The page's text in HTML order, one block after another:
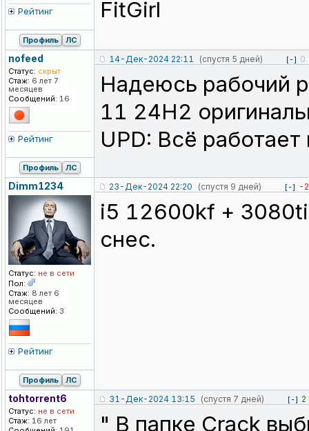
Рейтинг
FitGirl
Профиль ЛС
nofeed
Статус: скрыт
Стаж: 6 лет 7
месяцев
Сообщений: 16
Рейтинг
14-Дек-2024 22:11 (спустя 5 дней) [-] 0
Надеюсь рабочий
11 24H2
UPD: Всё
Профиль ЛС
Dimm1234
Статус: не в сети
Пол:
Стаж: 8 лет 6
месяцев
Сообщений: 3
Рейтинг
23-Дек-2024 22:20 (спустя 9 дней) [-] -2
i5 12600kf + 3080ti
снес.
Профиль ЛС
tohtorrent6
Статус: не в сети
Стаж: 16 лет
31-Дек-2024 13:15 (спустя 7 дней) [-] 2
" В папке Crack